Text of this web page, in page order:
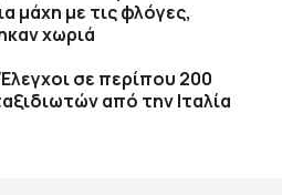
μάχη με τις φλόγες,
χωριά
σε περίπου 200
από την Ιταλία